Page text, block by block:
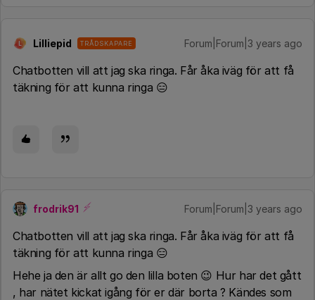
Lilliepid TRÅDSKAPARE Forum|Forum|3 years ago
Chatbotten vill att jag ska ringa. Får åka iväg för att få
täkning för att kunna ringa 😑
frodrik91 Forum|Forum|3 years ago
Chatbotten vill att jag ska ringa. Får åka iväg för att få
täkning för att kunna ringa 😑
Hehe ja den är allt go den lilla boten 😉 Hur har det gått
, har nätet kickat igång för er där borta ? Kändes som